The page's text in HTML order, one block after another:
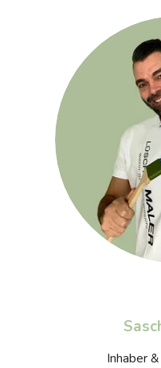
Inhaber